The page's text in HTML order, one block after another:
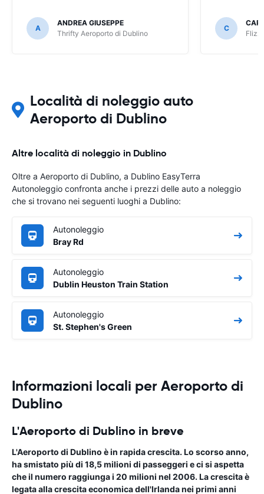
A
ANDREA GIUSEPPE
Thrifty Aeroporto di Dublino
C
Località di noleggio auto
Aeroporto di Dublino
Altre località di noleggio in Dublino
Oltre a Aeroporto di Dublino, a Dublino EasyTerra
Autonoleggio confronta anche i prezzi delle auto a noleggio
che si trovano nei seguenti luoghi a Dublino:
Autonoleggio
Bray Rd
Autonoleggio
Dublin Heuston Train Station
Autonoleggio
St. Stephen's Green
Informazioni locali per Aeroporto di
Dublino
L'Aeroporto di Dublino in breve
L'Aeroporto di Dublino è in rapida crescita. Lo scorso anno,
ha smistato più di 18,5 milioni di passeggeri e ci si aspetta
che il numero raggiunga i 20 milioni nel 2006. La crescita è
legata alla crescita economica dell'Irlanda nei primi anni